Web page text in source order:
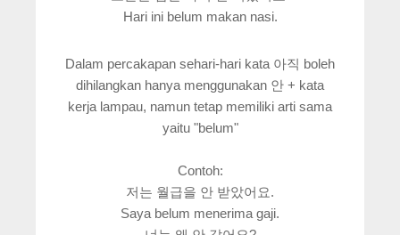
Hari ini belum makan nasi.
Dalam percakapan sehari-hari kata 아직 boleh
dihilangkan hanya menggunakan 안 + kata
kerja lampau, namun tetap memiliki arti sama
yaitu "belum"
Contoh:
저는 월급을 안 받았어요.
Saya belum menerima gaji.